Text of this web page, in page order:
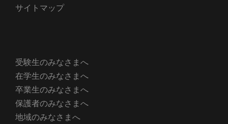
サイトマップ
受験生のみなさまへ
在学生のみなさまへ
卒業生のみなさまへ
保護者のみなさまへ
地域のみなさまへ